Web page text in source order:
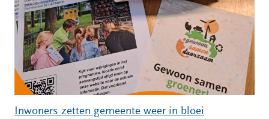
Inwoners zetten gemeente weer in bloei